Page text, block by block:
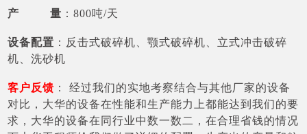
产 量 ：800吨/天
设备配置 ：反击式破碎机、颚式破碎机、立式冲击破碎
机、洗砂机
客户反馈 ： 经过我们的实地考察结合与其他厂家的设备
对比，大华的设备在性能和生产能力上都能达到我们的要
求，大华的设备在同行业中数一数二，在合理省钱的情况